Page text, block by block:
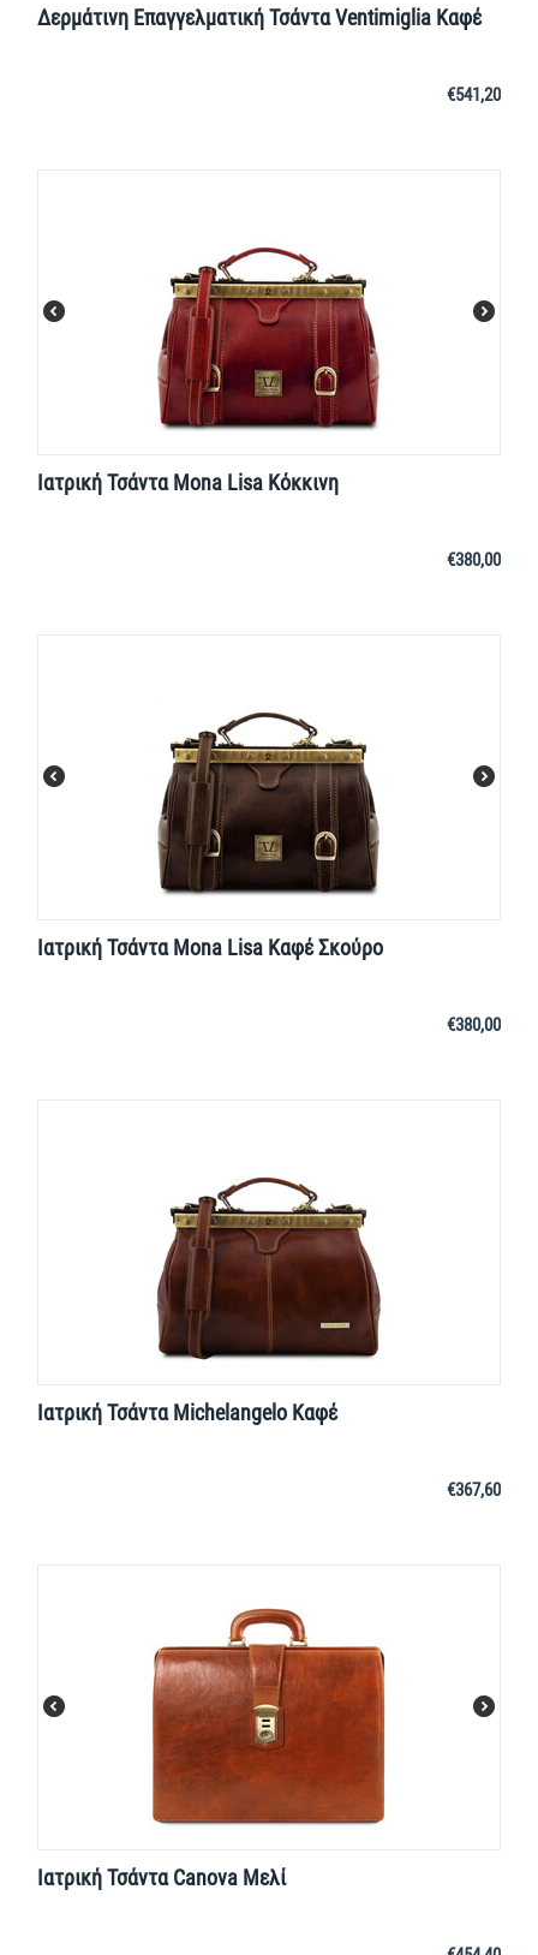
Δερμάτινη Επαγγελματική Τσάντα Ventimiglia Καφέ
€541,20
Ιατρική Τσάντα Mona Lisa Κόκκινη
€380,00
Ιατρική Τσάντα Mona Lisa Καφέ Σκούρο
€380,00
Ιατρική Τσάντα Michelangelo Καφέ
€367,60
Ιατρική Τσάντα Canova Μελί